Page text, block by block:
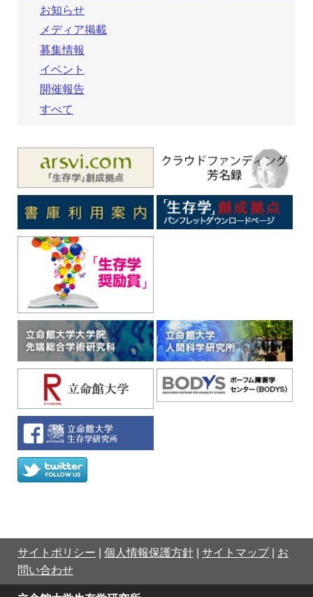
お知らせ
メディア掲載
募集情報
イベント
開催報告
すべて
サイトポリシー 個人情報保護方針 サイトマップ| お
問い合わせ